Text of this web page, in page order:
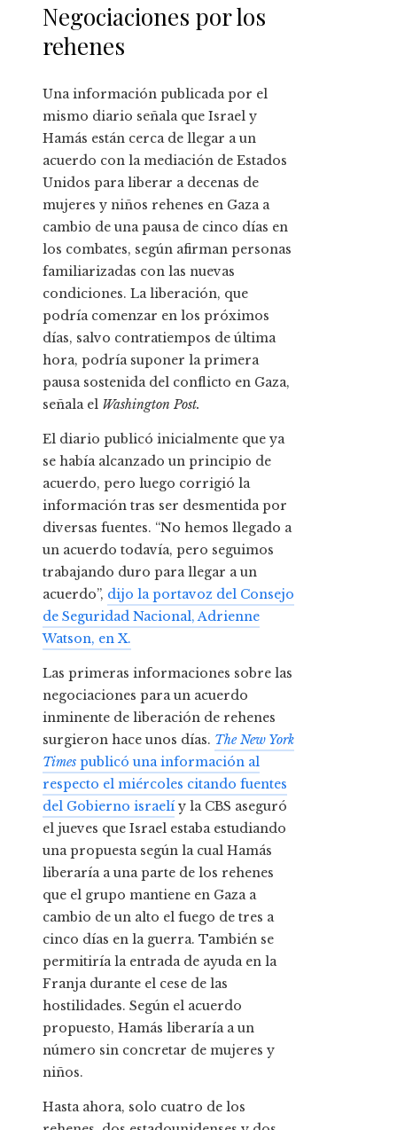
Negociaciones por los
rehenes
Una información publicada por el
mismo diario señala que Israel y
Hamás están cerca de llegar a un
acuerdo con la mediación de Estados
Unidos para liberar a decenas de
mujeres y niños rehenes en Gaza a
cambio de una pausa de cinco días en
los combates, según afirman personas
familiarizadas con las nuevas
condiciones. La liberación, que
podría comenzar en los próximos
días, salvo contratiempos de última
hora, podría suponer la primera
pausa sostenida del conflicto en Gaza,
señala el Washington Post.
El diario publicó inicialmente que ya
se había alcanzado un principio de
acuerdo, pero luego corrigió la
información tras ser desmentida por
diversas fuentes. “No hemos llegado a
un acuerdo todavía, pero seguimos
trabajando duro para llegar a un
acuerdo”, dijo la portavoz del Consejo
de Seguridad Nacional, Adrienne
Watson, en X.
Las primeras informaciones sobre las
negociaciones para un acuerdo
inminente de liberación de rehenes
surgieron hace unos días. The New York
Times publicó una información al
respecto el miércoles citando fuentes
del Gobierno israelí y la CBS aseguró
el jueves que Israel estaba estudiando
una propuesta según la cual Hamás
liberaría a una parte de los rehenes
que el grupo mantiene en Gaza a
cambio de un alto el fuego de tres a
cinco días en la guerra. También se
permitiría la entrada de ayuda en la
Franja durante el cese de las
hostilidades. Según el acuerdo
propuesto, Hamás liberaría a un
número sin concretar de mujeres y
niños.
Hasta ahora, solo cuatro de los